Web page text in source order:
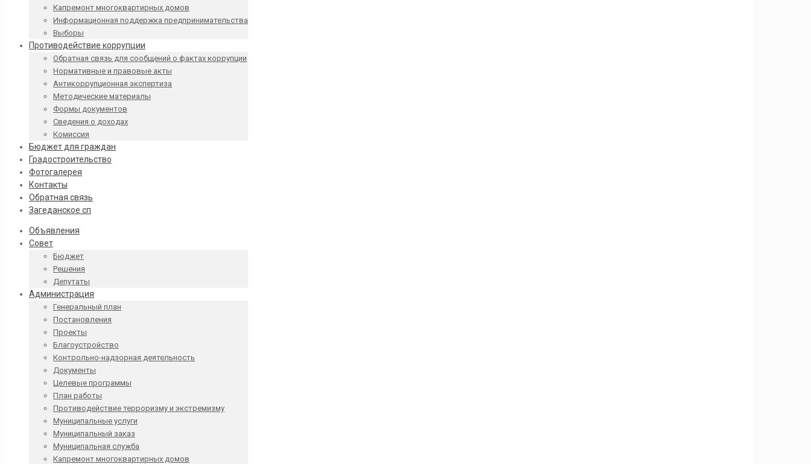
Капремонт многоквартирных домов
Информационная поддержка предпринимательства
Выборы
Противодействие коррупции
Обратная связь для сообщений о фактах коррупции
Нормативные и правовые акты
Антикоррупционная экспертиза
Методические материалы
Формы документов
Сведения о доходах
Комиссия
Бюджет для граждан
Градостроительство
Фотогалерея
Контакты
Обратная связь
Загеданское сп
Объявления
Совет
Бюджет
Решения
Депутаты
Администрация
Генеральный план
Постановления
Проекты
Благоустройство
Контрольно-надзорная деятельность
Документы
Целевые программы
План работы
Противодействие терроризму и экстремизму
Муниципальные услуги
Муниципальный заказ
Муниципальная служба
Капремонт многоквартирных домов